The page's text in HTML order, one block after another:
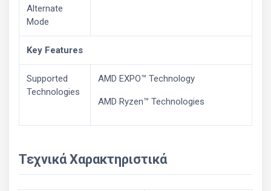
Alternate
Mode
Key Features
Supported
Technologies
AMD EXPO™ Technology
AMD Ryzen™ Technologies
Τεχνικά Χαρακτηριστικά